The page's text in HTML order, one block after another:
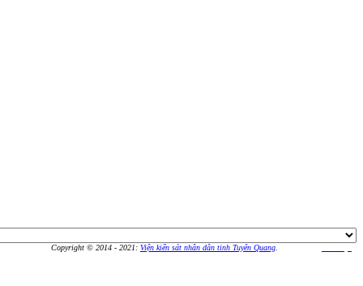
Copyright © 2014 - 2021: Viện kiển sát nhân dân tỉnh Tuyên Quang